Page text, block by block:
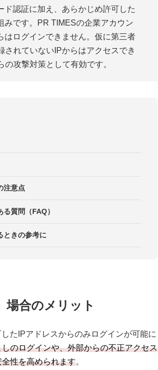
ド認証に加え、あらかじめ許可した
みです。PR TIMESの企業アカウン
はログインできません。仮に第三者
されていないIPからはアクセスでき
攻撃対策として有効です。
注意点
質問（FAQ）
ときの参考に
場合のメリット
たIPアドレスからのみログインが可能に
のログインや、外部からの不正アクセス
性を高められます。